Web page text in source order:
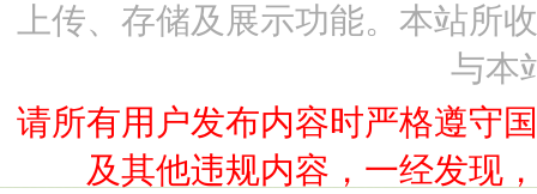
上传、存储及展示功能。本站所
与本
请所有用户发布内容时严格遵守
及其他违规内容，一经发现